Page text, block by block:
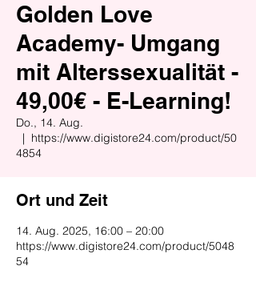
Golden Love
Academy- Umgang
mit Alterssexualität -
49,00€ - E-Learning!
Do., 14. Aug.
  |
https://www.digistore24.com/product/50
4854
Ort und Zeit
14. Aug. 2025, 16:00 – 20:00
https://www.digistore24.com/product/5048
54